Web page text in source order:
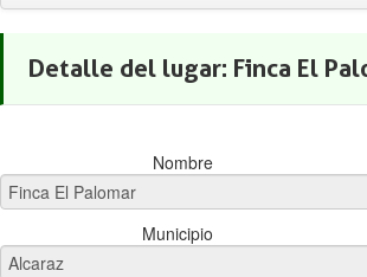
Citas
Localización
Observadores
Acerca de
Detalle del lugar: Finca El
Nombre
Municipio